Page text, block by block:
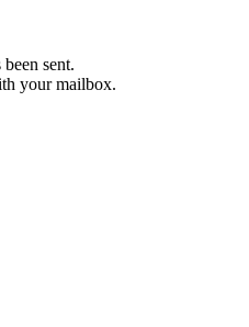
sent.
your mailbox.